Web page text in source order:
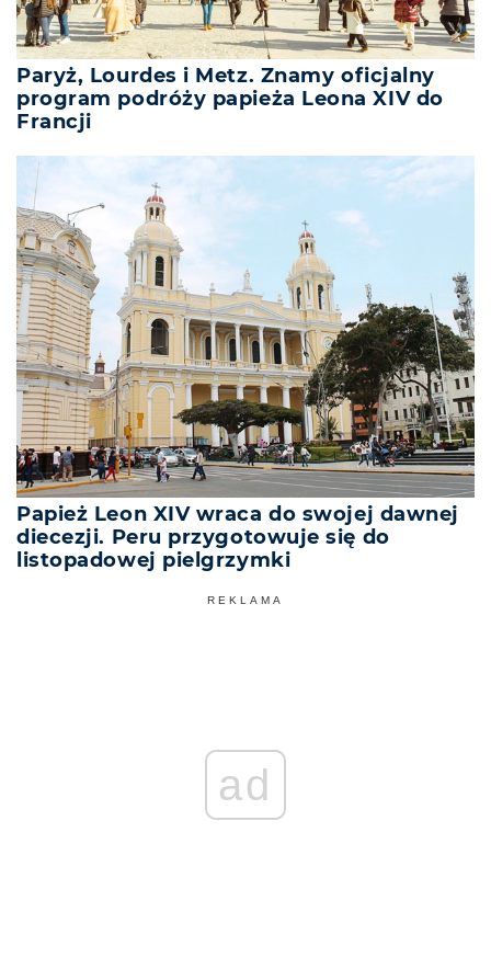
Paryż, Lourdes i Metz. Znamy oficjalny
program podróży papieża Leona XIV do
Francji
Papież Leon XIV wraca do swojej dawnej
diecezji. Peru przygotowuje się do
listopadowej pielgrzymki
REKLAMA
ad